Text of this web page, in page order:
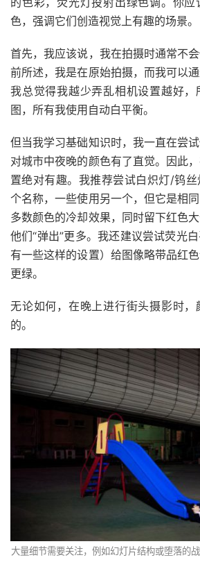
色，强调它们创造视觉上有趣的场景。
首先，我应该说，我在拍摄时通常不
前所述，我是在原始拍摄，而我可以通
我总觉得我越少弄乱相机设置越好，
图，所有我使用自动白平衡。
但当我学习基础知识时，我一直在尝
对城市中夜晚的颜色有了直觉。因此
置绝对有趣。我推荐尝试白炽灯/钨
个名称，一些使用另一个，但它是相
多数颜色的冷却效果，同时留下红色
他们“弹出”更多。我还建议尝试荧光
有一些这样的设置）给图像略带品红
更绿。
无论如何，在晚上进行街头摄影时
的。
大量细节需要关注，例如幻灯片结构或堕落的